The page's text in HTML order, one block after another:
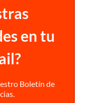
en tu
Boletín de